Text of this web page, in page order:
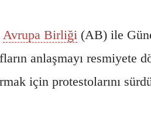
Avrupa Birliği (AB) ile
anlaşmayı resmiyete
için protestolarını